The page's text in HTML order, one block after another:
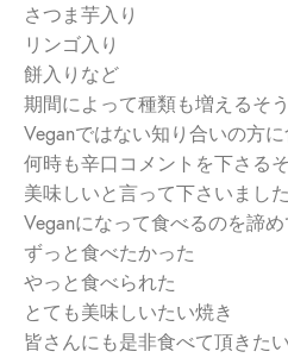
さつま芋入り
リンゴ入り
餅入りなど
期間によって種類も増えるそ
Veganではない知り合いの方
何時も辛口コメントを下さる
美味しいと言って下さいました
Veganになって食べるのを諦
ずっと食べたかった
やっと食べられた
とても美味しいたい焼き
皆さんにも是非食べて頂きた